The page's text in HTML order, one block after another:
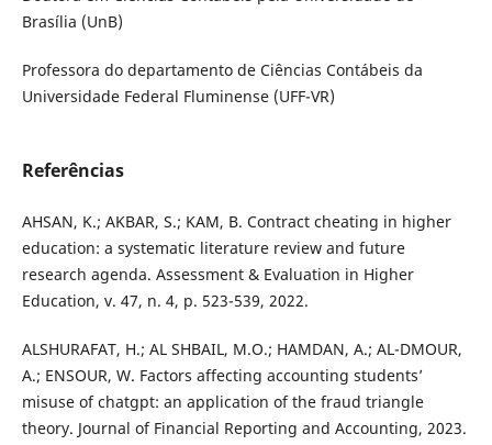
Brasília (UnB)
Professora do departamento de Ciências Contábeis da
Universidade Federal Fluminense (UFF-VR)
Referências
AHSAN, K.; AKBAR, S.; KAM, B. Contract cheating in higher
education: a systematic literature review and future
research agenda. Assessment & Evaluation in Higher
Education, v. 47, n. 4, p. 523-539, 2022.
ALSHURAFAT, H.; AL SHBAIL, M.O.; HAMDAN, A.; AL-DMOUR,
A.; ENSOUR, W. Factors affecting accounting students’
misuse of chatgpt: an application of the fraud triangle
theory. Journal of Financial Reporting and Accounting, 2023.